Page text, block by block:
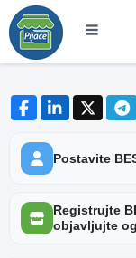
Postavite
Registrujte
objavljujte